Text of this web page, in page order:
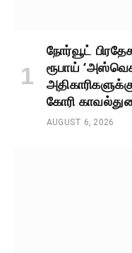
நோர்வூட்
ரூபாய்
கோரி
AUGUST 6, 2026